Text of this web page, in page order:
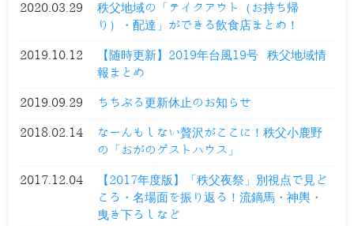
2020.03.29
秩父地域の「テイクアウト（お持ち帰
り）・配達」ができる飲食店まとめ！
2019.10.12
【随時更新】2019年台風19号 秩父地域情
報まとめ
2019.09.29 ちちぶる更新休止のお知らせ
2018.02.14
なーんもしない贅沢がここに！秩父小鹿野
の「おがのゲストハウス」
2017.12.04
【2017年度版】「秩父夜祭」別視点で見ど
ころ・名場面を振り返る！流鏑馬・神輿・
曳き下ろしなど